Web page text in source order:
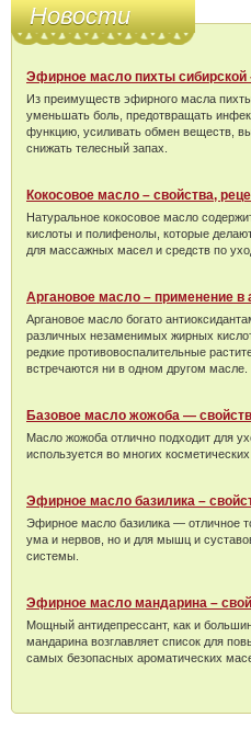
Новости
Эфирное масло пихты сибирской
Из преимуществ эфирного масла
уменьшать боль, предотвращать
функцию, усиливать обмен веществ,
снижать телесный запах.
Кокосовое масло – свойства,
Натуральное кокосовое масло
кислоты и полифенолы, которые
для массажных масел и средств по
Аргановое масло – применение
Аргановое масло богато
различных незаменимых жирных
редкие противовоспалительные
встречаются ни в одном другом масле.
Базовое масло жожоба —
Масло жожоба отлично подходит для
используется во многих косметических
Эфирное масло базилика –
Эфирное масло базилика — отличное
ума и нервов, но и для мышц и
системы.
Эфирное масло мандарина –
Мощный антидепрессант, как и
мандарина возглавляет список для
самых безопасных ароматических